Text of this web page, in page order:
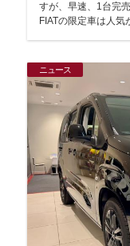
すが、早速、1台完
FIATの限定車は人
ニュース